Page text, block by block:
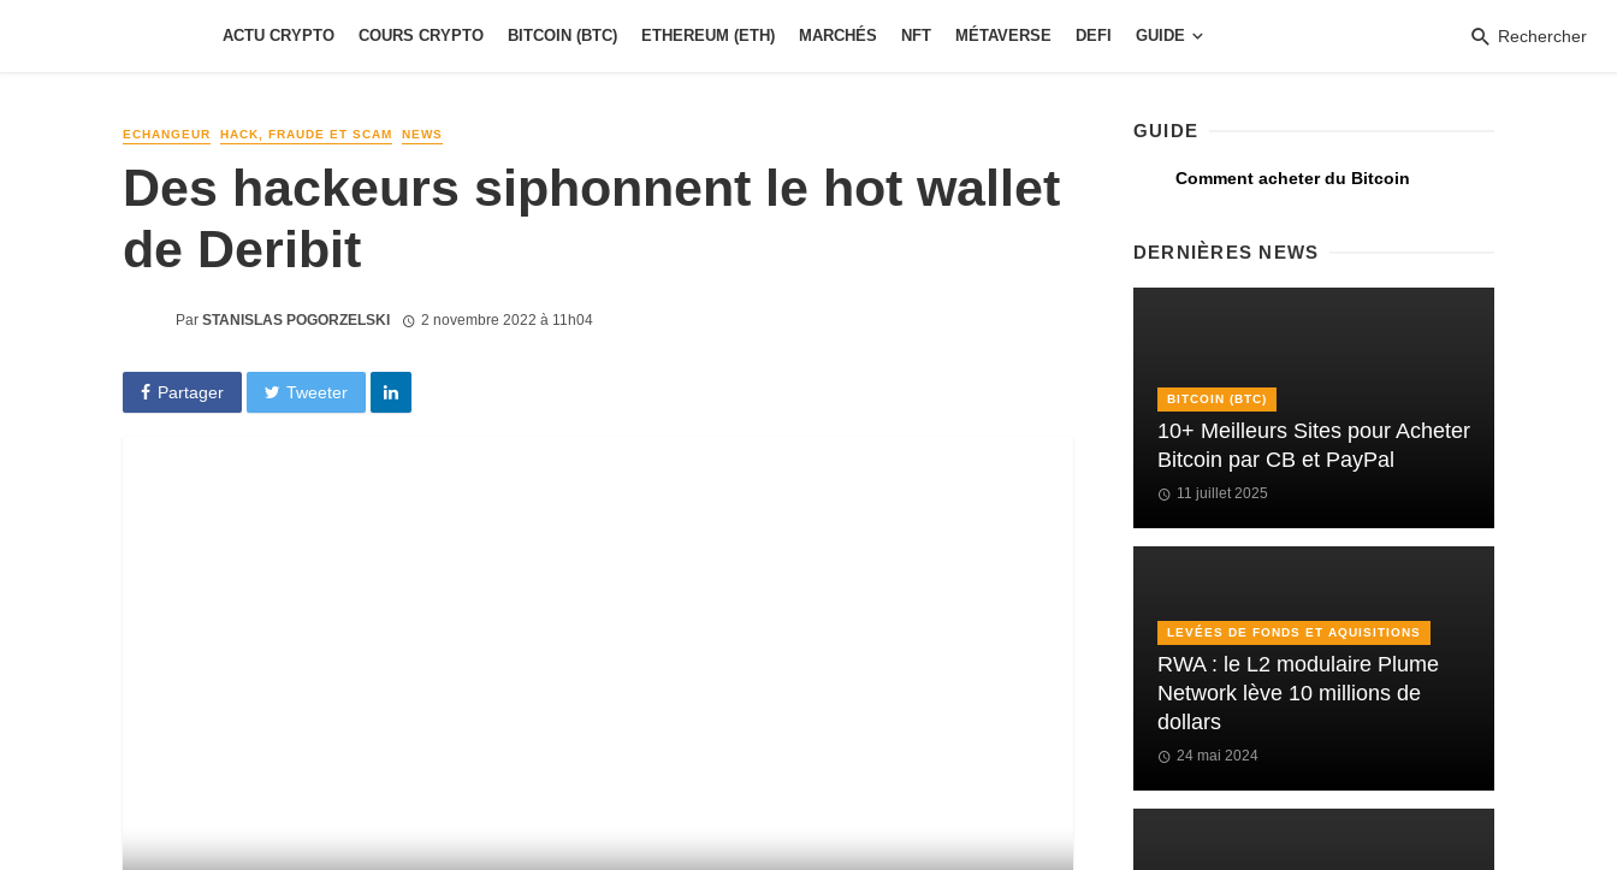
ACTU CRYPTO COURS CRYPTO BITCOIN (BTC) ETHEREUM (ETH) MARCHÉS NFT MÉTAVERSE DEFI GUIDE Rechercher
ECHANGEUR HACK, FRAUDE ET SCAM NEWS
Des hackeurs siphonnent le hot wallet
de Deribit
Par STANISLAS POGORZELSKI 2 novembre 2022 à 11h04
Partager Tweeter
GUIDE
Comment acheter du Bitcoin
DERNIÈRES NEWS
BITCOIN (BTC)
10+ Meilleurs Sites pour Acheter
Bitcoin par CB et PayPal
11 juillet 2025
LEVÉES DE FONDS ET AQUISITIONS
RWA : le L2 modulaire Plume
Network lève 10 millions de
dollars
24 mai 2024